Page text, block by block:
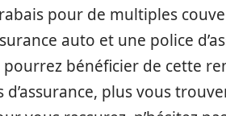
pour de multiples
auto et une police
bénéficier de cette
d’assurance, plus vous